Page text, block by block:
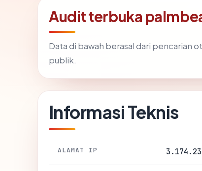
Audit terbuka
Data di bawah berasal dari pencarian
publik.
Informasi Teknis
ALAMAT IP